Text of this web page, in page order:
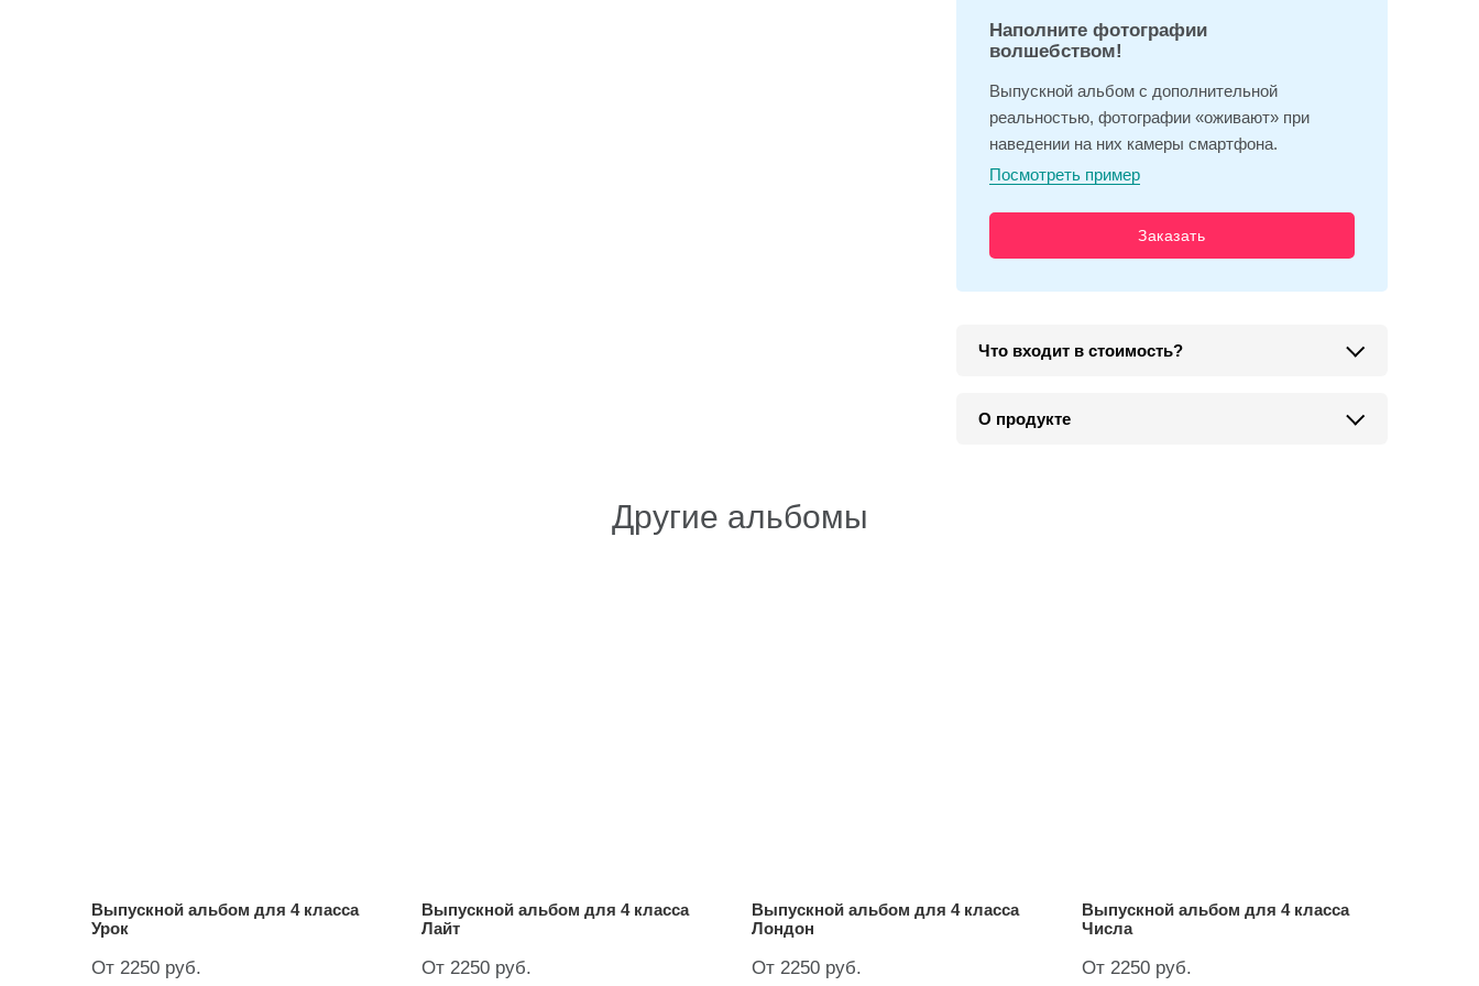
Наполните фотографии
волшебством!
Выпускной альбом с дополнительной
реальностью, фотографии «оживают» при
наведении на них камеры смартфона.
Посмотреть пример
Заказать
Что входит в стоимость?
О продукте
Другие альбомы
Выпускной альбом для 4 класса
Урок
От 2250 руб.
Выпускной альбом для 4 класса
Лайт
От 2250 руб.
Выпускной альбом для 4 класса
Лондон
От 2250 руб.
Выпускной альбом для 4 класса
Числа
От 2250 руб.